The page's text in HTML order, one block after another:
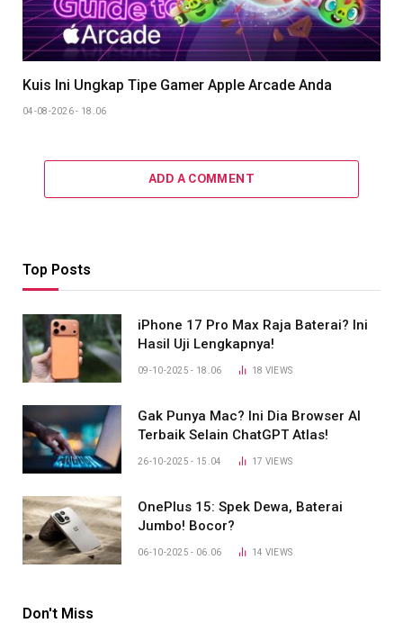
Kuis Ini Ungkap Tipe Gamer Apple Arcade Anda
04-08-2026 - 18.06
ADD A COMMENT
Top Posts
iPhone 17 Pro Max Raja Baterai? Ini
Hasil Uji Lengkapnya!
09-10-2025 - 18.06 18 VIEWS
Gak Punya Mac? Ini Dia Browser AI
Terbaik Selain ChatGPT Atlas!
26-10-2025 - 15.04 17 VIEWS
OnePlus 15: Spek Dewa, Baterai
Jumbo! Bocor?
06-10-2025 - 06.06 14 VIEWS
Don't Miss